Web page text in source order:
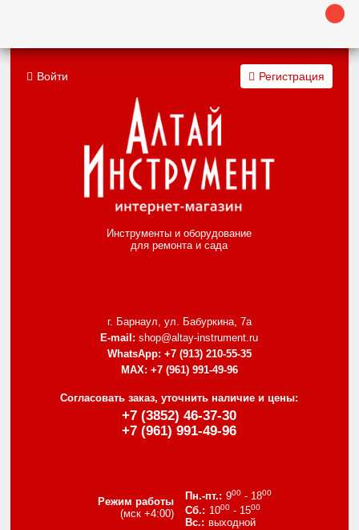
Инструменты и оборудование
для ремонта и сада
г. Барнаул, ул. Бабуркина, 7а
E-mail: shop@altay-instrument.ru
WhatsApp: +7 (913) 210-55-35
MAX: +7 (961) 991-49-96
Согласовать заказ, уточнить наличие и цены:
+7 (3852) 46-37-30
+7 (961) 991-49-96
Режим работы
(мск +4:00)
900- 1800
1000- 1500
выходной
Войти Регистрация